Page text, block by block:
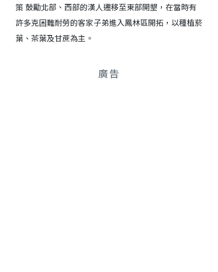
策 鼓勵北部、西部的漢人遷移至東部開墾，在當時有
許多克困難耐勞的客家子弟進入鳳林區開拓，以種植菸
葉、茶葉及甘蔗為主。
廣告